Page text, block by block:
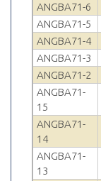
ANGBA71-6
ANGBA71-5
ANGBA71-4
ANGBA71-3
ANGBA71-2
ANGBA71-
15
ANGBA71-
14
ANGBA71-
13